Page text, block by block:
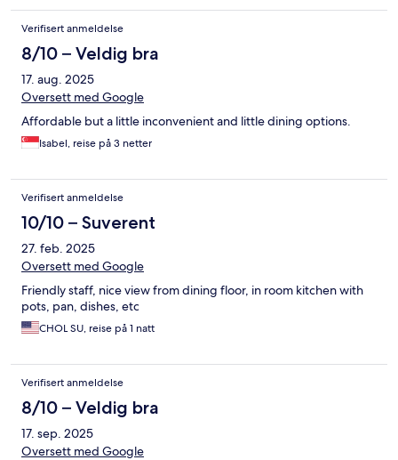
Verifisert anmeldelse
8/10 – Veldig bra
17. aug. 2025
Oversett med Google
Affordable but a little inconvenient and little dining options.
Isabel, reise på 3 netter
Verifisert anmeldelse
10/10 – Suverent
27. feb. 2025
Oversett med Google
Friendly staff, nice view from dining floor, in room kitchen with
pots, pan, dishes, etc
CHOL SU, reise på 1 natt
Verifisert anmeldelse
8/10 – Veldig bra
17. sep. 2025
Oversett med Google